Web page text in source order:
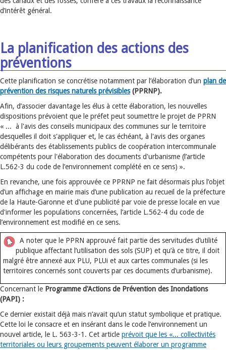
d’intérêt général.
La planification des actions des
préventions
Cette planification se concrétise notamment par l’élaboration d’un plan de
prévention des risques naturels prévisibles(PPRNP).
Afin, d’associer davantage les élus à cette élaboration, les nouvelles
dispositions prévoient que le préfet peut soumettre le projet de PPRN
« ... à l'avis des conseils municipaux des communes sur le territoire
desquelles il doit s'appliquer et, le cas échéant, à l'avis des organes
délibérants des établissements publics de coopération intercommunale
compétents pour l'élaboration des documents d'urbanisme (l’article
L.562-3 du code de l’environnement complété en ce sens) ».
En revanche, une fois approuvée ce PPRNP ne fait désormais plus l’objet
d’un affichage en mairie mais d’une publication au recueil de la préfecture
de la Haute-Garonne et d'une publicité par voie de presse locale en vue
d'informer les populations concernées, l’article L.562-4 du code de
l’environnement est modifié en ce sens.
A noter que le PPRN approuvé fait partie des servitudes d’utilité
publique affectant l’utilisation des sols (SUP) et qu’à ce titre, il doit
malgré être annexé aux PLU, PLUi et aux cartes communales (si les
territoires concernés sont couverts par ces documents d’urbanisme).
Concernant le Programme d'Actions de Prévention des Inondations
(PAPI) :
Ce dernier existait déjà mais n’avait qu’un statut symbolique et pratique.
Cette loi le consacre et en insérant dans le code l’environnement un
nouvel article, le L. 563-3-1. Cet article prévoit que les «... collectivités
territoriales ou leurs groupements peuvent élaborer un programme